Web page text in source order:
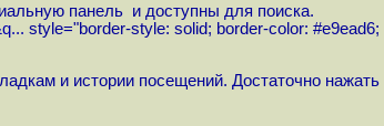
панель и доступны для поиска.
style="border-style: solid; border-color: #e9ead6;
и истории посещений. Достаточно нажать